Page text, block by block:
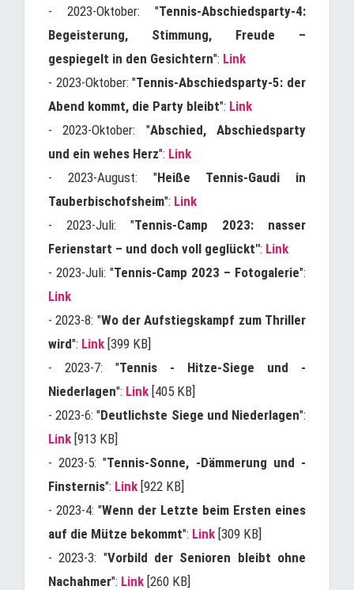
- 2023-Oktober: "Tennis-Abschiedsparty-4:
Begeisterung, Stimmung, Freude –
gespiegelt in den Gesichtern": Link
- 2023-Oktober: "Tennis-Abschiedsparty-5: der
Abend kommt, die Party bleibt": Link
- 2023-Oktober: "Abschied, Abschiedsparty
und ein wehes Herz": Link
- 2023-August: "Heiße Tennis-Gaudi in
Tauberbischofsheim": Link
- 2023-Juli: "Tennis-Camp 2023: nasser
Ferienstart – und doch voll geglückt": Link
- 2023-Juli: "Tennis-Camp 2023 – Fotogalerie":
Link
- 2023-8: "Wo der Aufstiegskampf zum Thriller
wird": Link [399 KB]
- 2023-7: "Tennis - Hitze-Siege und -
Niederlagen": Link [405 KB]
- 2023-6: "Deutlichste Siege und Niederlagen":
Link [913 KB]
- 2023-5: "Tennis-Sonne, -Dämmerung und -
Finsternis": Link [922 KB]
- 2023-4: "Wenn der Letzte beim Ersten eines
auf die Mütze bekommt": Link [309 KB]
- 2023-3: "Vorbild der Senioren bleibt ohne
Nachahmer": Link [260 KB]